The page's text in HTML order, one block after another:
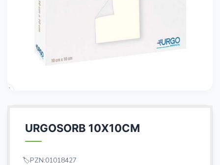
URGOSORB 10X10CM
PZN:01018427